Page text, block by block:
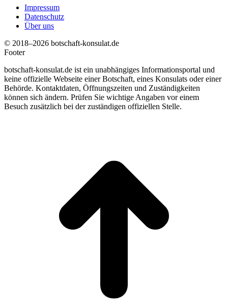
Impressum
Datenschutz
Über uns
© 2018–2026 botschaft-konsulat.de
Footer
botschaft-konsulat.de ist ein unabhängiges Informationsportal und
keine offizielle Webseite einer Botschaft, eines Konsulats oder einer
Behörde. Kontaktdaten, Öffnungszeiten und Zuständigkeiten
können sich ändern. Prüfen Sie wichtige Angaben vor einem
Besuch zusätzlich bei der zuständigen offiziellen Stelle.